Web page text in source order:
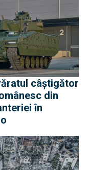
câștigător
din
în